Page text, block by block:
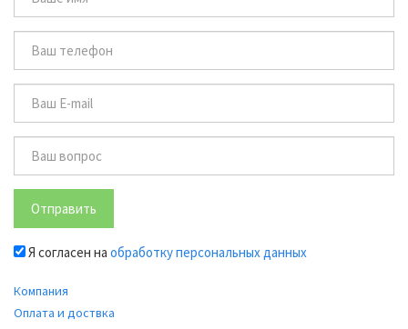
Отправить
Я согласен на обработку персональных данных
Компания
Оплата и доствка